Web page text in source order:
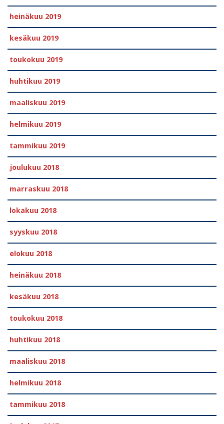
heinäkuu 2019
kesäkuu 2019
toukokuu 2019
huhtikuu 2019
maaliskuu 2019
helmikuu 2019
tammikuu 2019
joulukuu 2018
marraskuu 2018
lokakuu 2018
syyskuu 2018
elokuu 2018
heinäkuu 2018
kesäkuu 2018
toukokuu 2018
huhtikuu 2018
maaliskuu 2018
helmikuu 2018
tammikuu 2018